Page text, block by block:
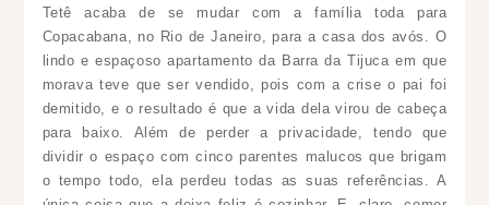
Tetê acaba de se mudar com a família toda para
Copacabana, no Rio de Janeiro, para a casa dos avós. O
lindo e espaçoso apartamento da Barra da Tijuca em que
morava teve que ser vendido, pois com a crise o pai foi
demitido, e o resultado é que a vida dela virou de cabeça
para baixo. Além de perder a privacidade, tendo que
dividir o espaço com cinco parentes malucos que brigam
o tempo todo, ela perdeu todas as suas referências. A